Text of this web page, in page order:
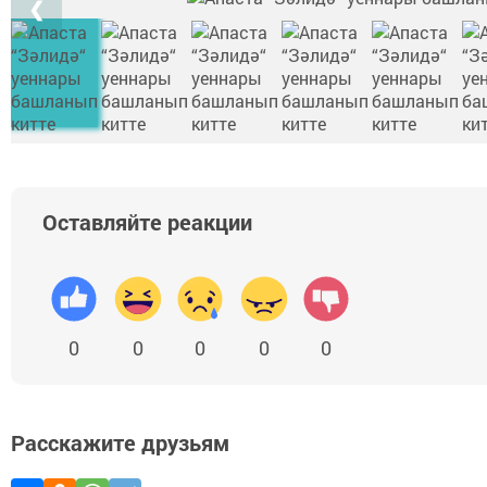
❮
Оставляйте реакции
0 0 0 0 0
Расскажите друзьям